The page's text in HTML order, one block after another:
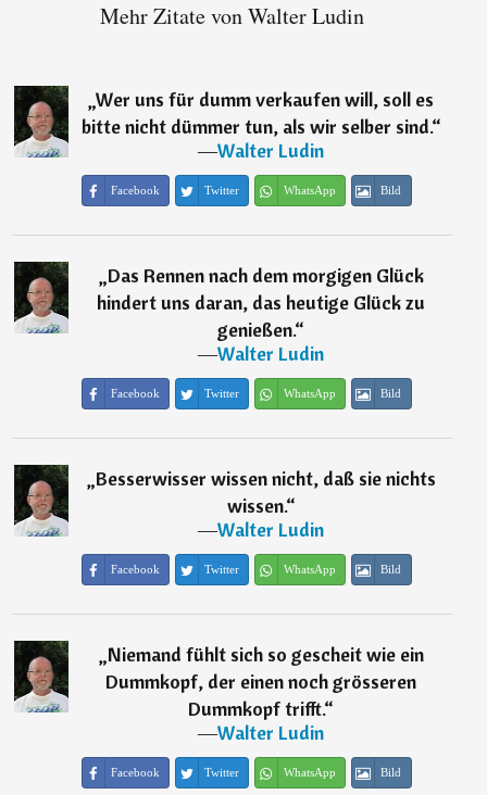
Mehr Zitate von Walter Ludin
„Wer uns für dumm verkaufen will, soll es
bitte nicht dümmer tun, als wir selber sind.“
―Walter Ludin
Facebook Twitter WhatsApp Bild
„Das Rennen nach dem morgigen Glück
hindert uns daran, das heutige Glück zu
genießen.“
―Walter Ludin
Facebook Twitter WhatsApp Bild
„Besserwisser wissen nicht, daß sie nichts
wissen.“
―Walter Ludin
Facebook Twitter WhatsApp Bild
„Niemand fühlt sich so gescheit wie ein
Dummkopf, der einen noch grösseren
Dummkopf trifft.“
―Walter Ludin
Facebook Twitter WhatsApp Bild